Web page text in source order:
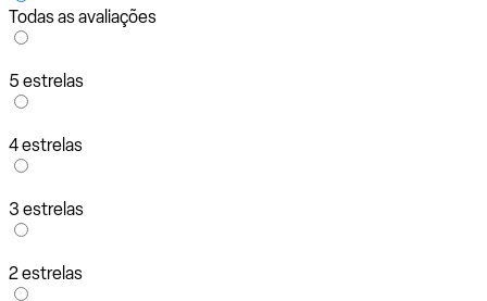
Todas as avaliações
5 estrelas
4 estrelas
3 estrelas
2 estrelas